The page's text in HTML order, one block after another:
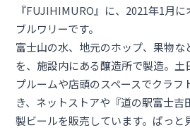
『FUJIHIMURO』に、2021年1月
ブルワリーです。
富士山の水、地元のホップ、果物な
を、施設内にある醸造所で製造。土
プルームや店頭のスペースでクラフ
き、ネットストアや『道の駅富士吉
製ビールを販売しています。ぱっと